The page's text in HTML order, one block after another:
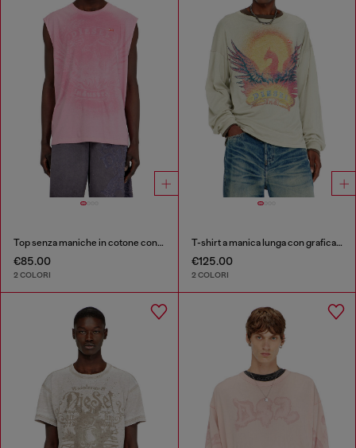
Top senza maniche in cotone con grafica tono su tono
€85.00
2 COLORI
T-shirt a manica lunga con grafica Phoenix
€125.00
2 COLORI